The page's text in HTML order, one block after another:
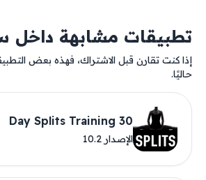
تطبيقات مشابهة داخل
إذا كنت تقارن قبل الاشتراك، فهذه بعض
حاليًا.
30 Day Splits Training
الإصدار 10.2